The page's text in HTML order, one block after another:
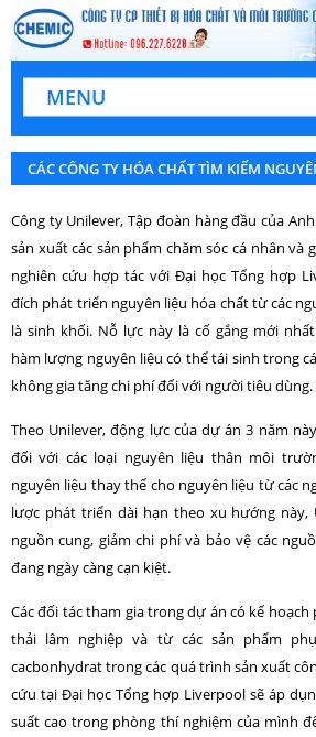
MENU
CÁC CÔNG TY HÓA CHẤT TÌM KIẾM
Công ty Unilever, Tập đoàn hàng đầu của
sản xuất các sản phẩm chăm sóc cá nhân và
nghiên cứu hợp tác với Đại học Tổng hợp
đích phát triển nguyên liệu hóa chất từ các
là sinh khối. Nỗ lực này là cố gắng mới
hàm lư­ợng nguyên liệu có thể tái sinh trong
không gia tăng chi phí đối với ng­ười tiêu dùng.
Theo Unilever, động lực của dự án 3 năm
đối với các loại nguyên liệu thân môi
nguyên liệu thay thế cho nguyên liệu từ các
l­ược phát triển dài hạn theo xu h­ướng này,
nguồn cung, giảm chi phí và bảo vệ các
đang ngày càng cạn kiệt.
Các đối tác tham gia trong dự án có kế
thải lâm nghiệp và từ các sản phẩm
cacbonhydrat trong các quá trình sản xuất
cứu tại Đại học Tổng hợp Liverpool sẽ áp
suất cao trong phòng thí nghiệm của mình